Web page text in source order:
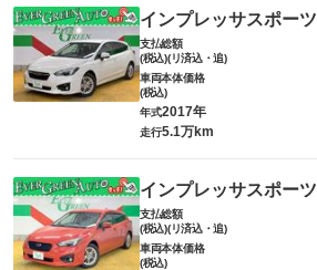
インプレッサスポーツ
支払総額
(税込)(リ済込・追)
車両本体価格
(税込)
年式2017年
走行5.1万km
インプレッサスポーツ
支払総額
(税込)(リ済込・追)
車両本体価格
(税込)